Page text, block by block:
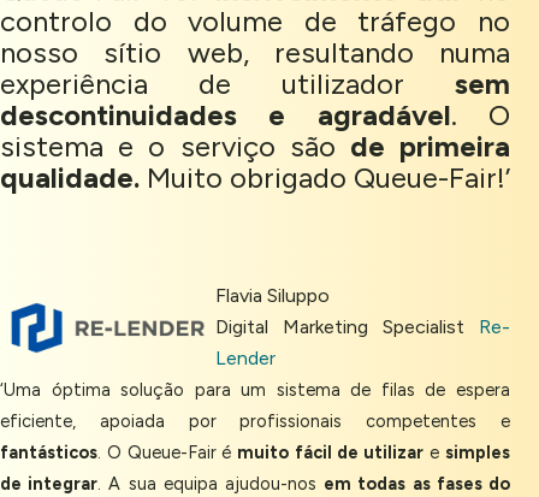
controlo do volume de tráfego no
nosso sítio web, resultando numa
experiência de utilizador sem
descontinuidades e agradável. O
sistema e o serviço são de primeira
qualidade. Muito obrigado Queue-Fair!’
Flavia Siluppo
Digital Marketing Specialist Re-
Lender
‘Uma óptima solução para um sistema de filas de espera
eficiente, apoiada por profissionais competentes e
fantásticos. O Queue-Fair é muito fácil de utilizar esimples
de integrar. A sua equipa ajudou-nos em todas as fases do